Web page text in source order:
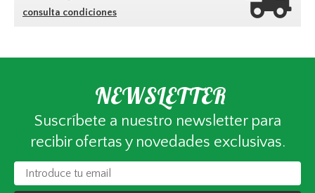
consulta condiciones
NEWSLETTER
Suscríbete a nuestro newsletter para
recibir ofertas y novedades exclusivas.